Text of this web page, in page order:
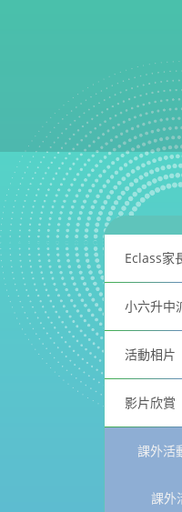
Eclass家
小六升中
活動相片
影片欣賞
課外活
課外